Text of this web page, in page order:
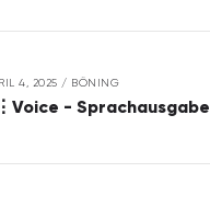
4, 2025 / BÖNING
- Sprachausgabe